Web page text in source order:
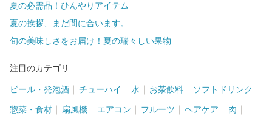
夏の必需品！ひんやりアイテム
夏の挨拶、まだ間に合います。
旬の美味しさをお届け！夏の瑞々しい果物
注目のカテゴリ
ビール・発泡酒 チューハイ 水 お茶飲料 ソフトドリンク
惣菜・食材 扇風機 エアコン フルーツ ヘアケア 肉